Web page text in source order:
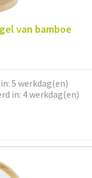
van bamboe
5 werkdag(en)
in: 4 werkdag(en)